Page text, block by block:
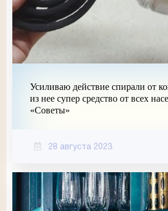
Усиливаю действие спирали от
из нее супер средство от всех
«Советы»
28 августа 2023